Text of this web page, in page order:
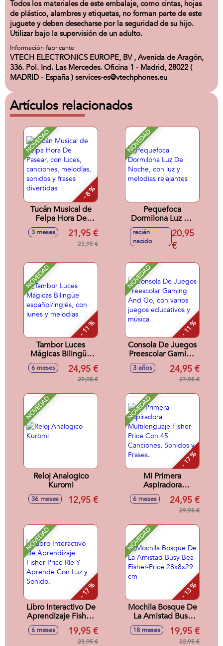
Todos los materiales de este embalaje, como cintas, hojas
de plástico, alambres y etiquetas, no forman parte de este
juguete y deben desecharse por la seguridad de su hijo.
Utilizar bajo la supervisión de un adulto.
Información fabricante
VTECH ELECTRONICS EUROPE, BV , Avenida de Aragón,
336. Pol. Ind. Las Mercedes. Oficina 1 - Madrid, 28022 (
MADRID - España ) services-es@vtechphones.eu
Artículos relacionados
NOVEDAD
- 8 %
Tucán Musical de
Felpa Hora De
Pasear, con luces,
canciones,
melodías, sonidos y
3 meses 21,95 €
23,95 €
NOVEDAD
Pequefoca
Dormilona Luz De
Noche, con luz y
melodias relajantes
recién
nacido
20,95
€
NOVEDAD
- 11 %
Tambor Luces
Mágicas Bilingüe
español/inglés, con
lunes y melodias
6 meses 24,95 €
27,95 €
NOVEDAD
- 11 %
Consola De Juegos
Preescolar Gaming
And Go, con varios
juegos educativos
3 años 24,95 €
27,95 €
NOVEDAD
Reloj Analogico
Kuromi
36 meses 12,95 €
NOVEDAD
- 17 %
Mi Primera
Aspiradora
Multilenguaje
Fisher-Price Con 45
Canciones, Sonidos
6 meses 24,95 €
29,95 €
NOVEDAD
- 17 %
Libro Interactivo De
Aprendizaje Fisher-
Price Ríe Y
Aprende Con Luz y
6 meses 19,95 €
23,95 €
NOVEDAD
- 13 %
Mochila Bosque De
La Amistad Busy
Bea Fisher-Price
28x8x29 cm
18 meses 19,95 €
22,95 €